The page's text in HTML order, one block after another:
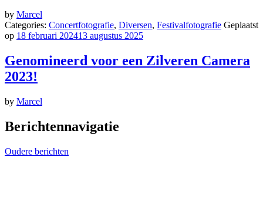
by Marcel
Categories: Concertfotografie, Diversen, Festivalfotografie Geplaatst
op 18 februari 202413 augustus 2025
Genomineerd voor een Zilveren Camera
2023!
by Marcel
Berichtennavigatie
Oudere berichten